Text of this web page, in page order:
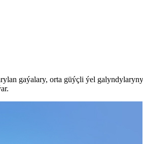
gaýalary, orta güýçli ýel